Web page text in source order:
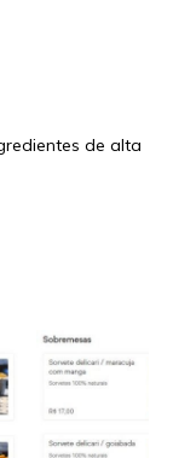
de alta